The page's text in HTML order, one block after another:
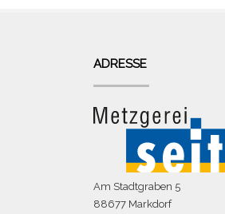
ADRESSE
Am Stadtgraben 5
88677 Markdorf